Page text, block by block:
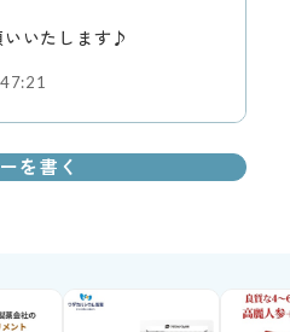
いいたします♪
を書く